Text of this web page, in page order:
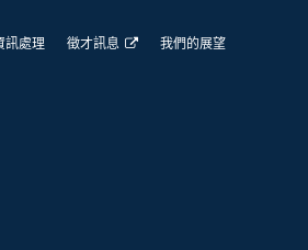
訊處理 徵才訊息 我們的展望